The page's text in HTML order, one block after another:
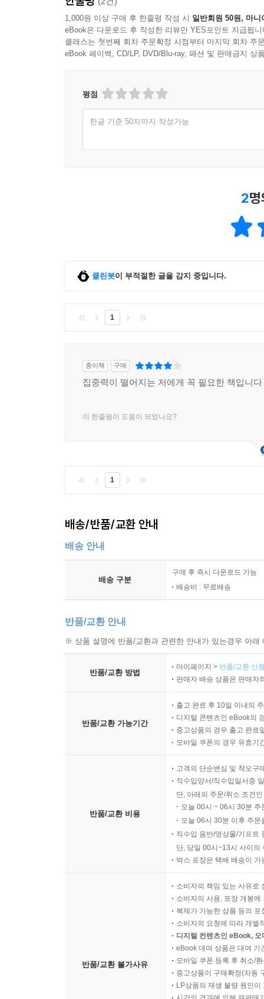
1,000원 이상 구매 후 한줄평 작성 시 일반회원 50원, 마니
eBook은 다운로드 후 작성한 리뷰만 YES포인트 지급됩니
클래스는 첫번째 회차 주문확정 시점부터 마지막 회차 주
eBook 페이백, CD/LP, DVD/Blu-ray, 패션 및 판매금지 상
평점
한글 기준 50자까지 작성가능
2
클린봇이 부적절한 글을 감지 중입니다.
1
종이책 구매
집중력이 떨어지는 저에게 꼭 필요한 책입니다
이 한줄평이 도움이 되었나요?
1
배송/반품/교환 안내
배송 안내
배송 구분
구매 후 즉시 다운로드 가능
배송비 : 무료배송
반품/교환 안내
※ 상품 설명에 반품/교환과 관련한 안내가 있는경우 아
반품/교환 방법
마이페이지 > 반품/교환 신
판매자 배송 상품은 판매자
반품/교환 가능기간
출고 완료 후 10일 이내의
디지털 콘텐츠인 eBook의
중고상품의 경우 출고 완료
모바일 쿠폰의 경우 유효기
반품/교환 비용
고객의 단순변심 및 착오구
직수입양서/직수입일서중
단, 아래의 주문/취소 조건
오늘 00시 ~ 06시 30분
오늘 06시 30분 이후 주
직수입 음반/영상물/기프트
단, 당일 00시~13시 사이의
박스 포장은 택배 배송이
반품/교환 불가사유
소비자의 책임 있는 사유로
소비자의 사용, 포장 개봉
복제가 가능한 상품 등의
소비자의 요청에 따라 개별
디지털 컨텐츠인 eBook,
eBook 대여 상품은 대여 기
모바일 쿠폰 등록 후 취소/
중고상품이 구매확정(자동
LP상품의 재생 불량 원인